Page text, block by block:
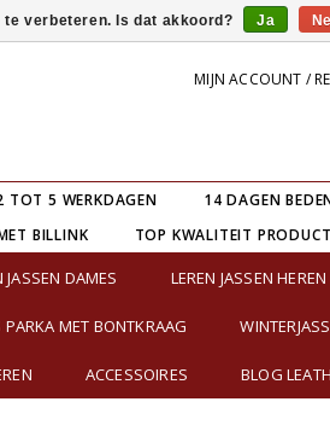
MIJN ACCOUNT /
TOT 5 WERKDAGEN 14 DAGEN
BILLINK
TOP KWALITEIT
JASSEN DAMES LEREN JASSEN HEREN
PARKA MET BONTKRAAG
ACCESSOIRES BLOG
verbeteren. Is dat akkoord? Ja